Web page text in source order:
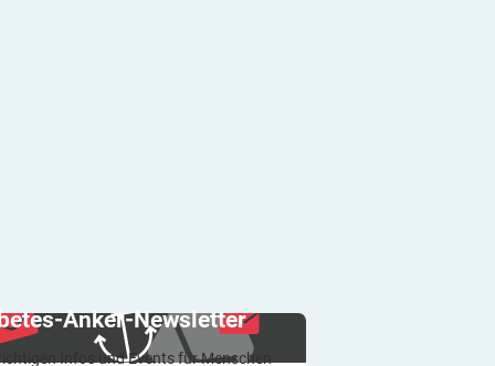
Anker-Newsletter
Infos und Events für Menschen